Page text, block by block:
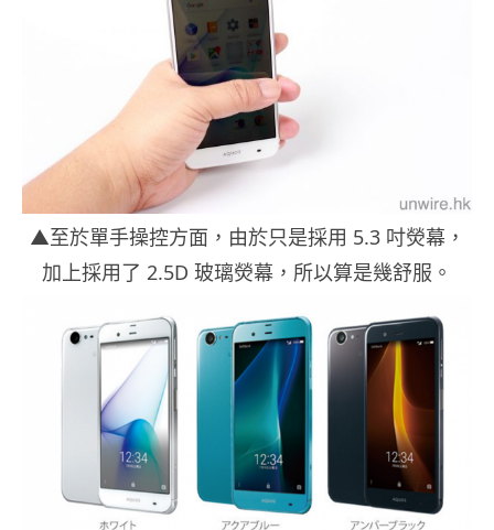
▲至於單手操控方面，由於只是採用 5.3 吋熒幕，
加上採用了 2.5D 玻璃熒幕，所以算是幾舒服。